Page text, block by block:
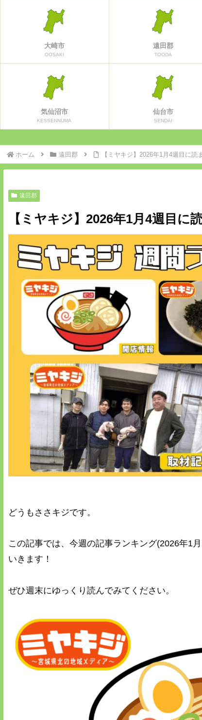
大崎市
OOSAKI
遠田郡
TOODA
気仙沼市
KESSENNUMA
仙台市
SENDAI
ホーム 遠田郡 【ミヤキジ】2026年1月4週目に読
遠田郡
【ミヤキジ】2026年1月4週目に
どうもささキジです。
この記事では、今週の記事ランキング(2026年1
いきます！
ぜひ週末にゆっくり読んでみてください。